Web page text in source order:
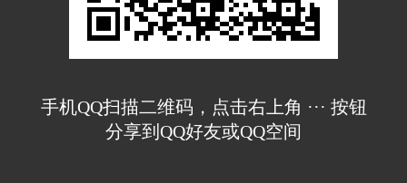
手机QQ扫描二维码，点击右上角 ··· 按钮
分享到QQ好友或QQ空间